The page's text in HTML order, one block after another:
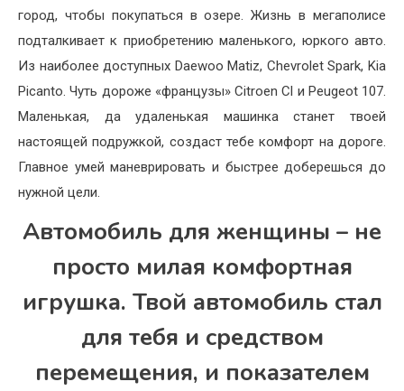
город, чтобы покупаться в озере. Жизнь в мега­полисе
подталкивает к приоб­ретению маленького, юркого авто.
Из наиболее доступных Daewoo Matiz, Chevrolet Spark, Kia
Picanto. Чуть до­роже «французы» Citroen Cl и Peugeot 107.
Маленькая, да удаленькая машинка станет твоей
настоящей подружкой, создаст тебе комфорт на дороге.
Главное умей маневрировать и быстрее доберешься до
нужной цели.
Автомобиль для женщины – не
просто милая комфортная
игрушка. Твой автомобиль стал
для тебя и средством
перемещения, и показателем